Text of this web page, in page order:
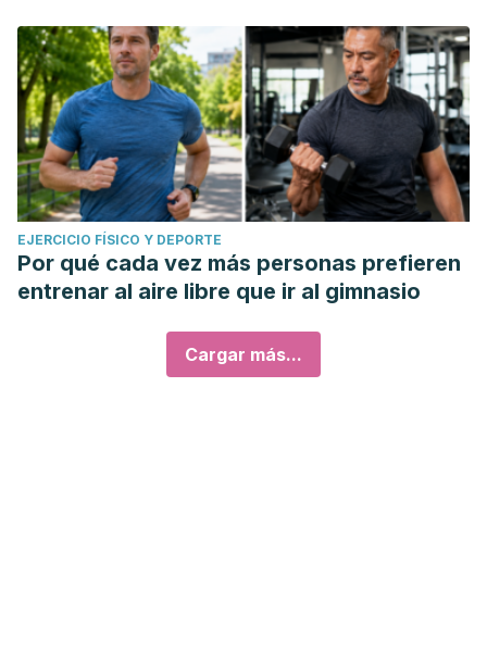
EJERCICIO FÍSICO Y DEPORTE
Por qué cada vez más personas prefieren
entrenar al aire libre que ir al gimnasio
Cargar más...